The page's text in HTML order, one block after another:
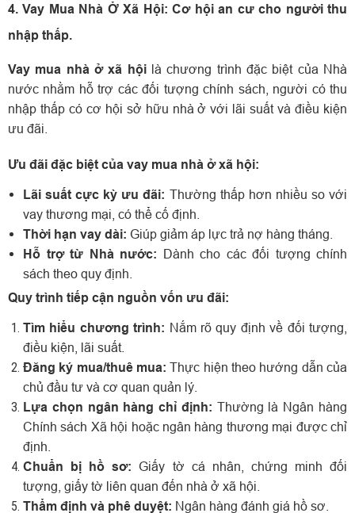
4. Vay Mua Nhà Ở Xã Hội: Cơ hội an cư cho người thu
nhập thấp.
Vay mua nhà ở xã hộilà chương trình đặc biệt của Nhà
nước nhằm hỗ trợ các đối tượng chính sách, người có thu
nhập thấp có cơ hội sở hữu nhà ở với lãi suất và điều kiện
ưu đãi.
Ưu đãi đặc biệt của vay mua nhà ở xã hội:
Lãi suất cực kỳ ưu đãi: Thường thấp hơn nhiều so với
vay thương mại, có thể cố định.
Thời hạn vay dài: Giúp giảm áp lực trả nợ hàng tháng.
Hỗ trợ từ Nhà nước: Dành cho các đối tượng chính
sách theo quy định.
Quy trình tiếp cận nguồn vốn ưu đãi:
Tìm hiểu chương trình: Nắm rõ quy định về đối tượng,
điều kiện, lãi suất.
Đăng ký mua/thuê mua: Thực hiện theo hướng dẫn của
chủ đầu tư và cơ quan quản lý.
Lựa chọn ngân hàng chỉ định: Thường là Ngân hàng
Chính sách Xã hội hoặc ngân hàng thương mại được chỉ
định.
Chuẩn bị hồ sơ: Giấy tờ cá nhân, chứng minh đối
tượng, giấy tờ liên quan đến nhà ở xã hội.
Thẩm định và phê duyệt: Ngân hàng đánh giá hồ sơ.